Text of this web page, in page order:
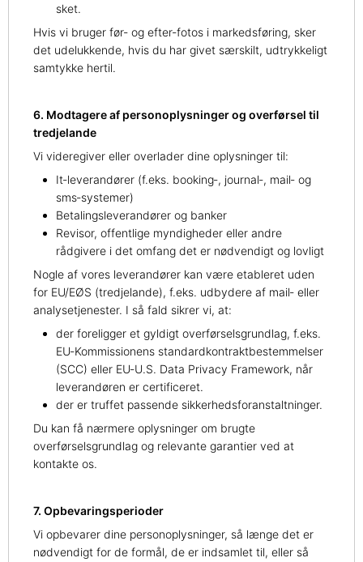
sket.
Hvis vi bruger før‑ og efter‑fotos i markedsføring, sker
det udelukkende, hvis du har givet særskilt, udtrykkeligt
samtykke hertil.
6. Modtagere af personoplysninger og overførsel til
tredjelande
Vi videregiver eller overlader dine oplysninger til:
It‑leverandører (f.eks. booking‑, journal‑, mail‑ og
sms‑systemer)
Betalingsleverandører og banker
Revisor, offentlige myndigheder eller andre
rådgivere i det omfang det er nødvendigt og lovligt
Nogle af vores leverandører kan være etableret uden
for EU/EØS (tredjelande), f.eks. udbydere af mail‑ eller
analysetjenester. I så fald sikrer vi, at:
der foreligger et gyldigt overførselsgrundlag, f.eks.
EU‑Kommissionens standardkontraktbestemmelser
(SCC) eller EU‑U.S. Data Privacy Framework, når
leverandøren er certificeret.
der er truffet passende sikkerhedsforanstaltninger.
Du kan få nærmere oplysninger om brugte
overførselsgrundlag og relevante garantier ved at
kontakte os.
7. Opbevaringsperioder
Vi opbevarer dine personoplysninger, så længe det er
nødvendigt for de formål, de er indsamlet til, eller så